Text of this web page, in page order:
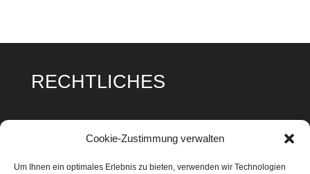
Cookie-Zustimmung verwalten
Um Ihnen ein optimales Erlebnis zu bieten, verwenden wir Technologien
RECHTLICHES
Datenschutz